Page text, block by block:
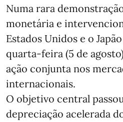
Numa rara
monetária e
Estados Unidos e o
quarta-feira (5 de
ação conjunta nos
internacionais.
O objetivo central
depreciação acelerada